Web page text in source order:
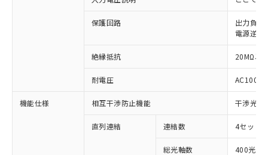
保護回路
出力負荷
電源逆接
絶縁抵抗 20MΩ以
耐電圧
機能仕様 相互干渉防止機能 干渉光回
直列連結 連結数 4セット
総光軸数 400光軸
対応済み：EU RoHS指令（10物質）の
非含有に対応した製品が提供可能な商品で
有に対応した製品に切り替える予定のある